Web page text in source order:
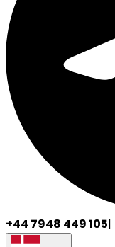
+44 7948 449 105|